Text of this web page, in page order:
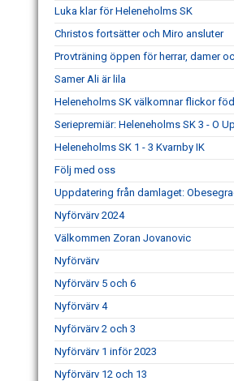
Luka klar för Heleneholms SK
Christos fortsätter och Miro ansluter
Provträning öppen för herrar, damer
Samer Ali är lila
Heleneholms SK välkomnar flickor
Seriepremiär: Heleneholms SK 3 - O
Heleneholms SK 1 - 3 Kvarnby IK
Följ med oss
Uppdatering från damlaget:
Nyförvärv 2024
Välkommen Zoran Jovanovic
Nyförvärv
Nyförvärv 5 och 6
Nyförvärv 4
Nyförvärv 2 och 3
Nyförvärv 1 inför 2023
Nyförvärv 12 och 13